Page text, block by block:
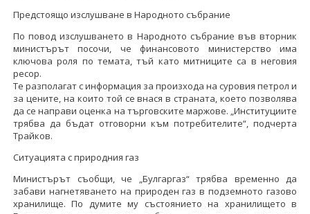
Предстоящо изслушване в Народното събрание
По повод изслушването в Народното събрание във вторник
министърът посочи, че финансовото министерство има
ключова роля по темата, тъй като митниците са в неговия
ресор.
Те разполагат с информация за произхода на суровия петрол и
за цените, на които той се внася в страната, което позволява
да се направи оценка на търговските маржове. „Институциите
трябва да бъдат отговорни към потребителите“, подчерта
Трайков.
Ситуацията с природния газ
Министърът съобщи, че „Булгаргаз“ трябва временно да
забави нагнетяването на природен газ в подземното газово
хранилище. По думите му състоянието на хранилището в